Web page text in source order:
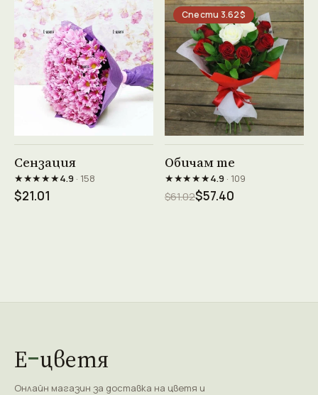
Сензация
★★★★★4.9· 158
$21.01
Спести 3.62$
Обичам те
★★★★★4.9· 109
$61.02$57.40
Е цветя
Онлайн магазин за доставка на цветя и